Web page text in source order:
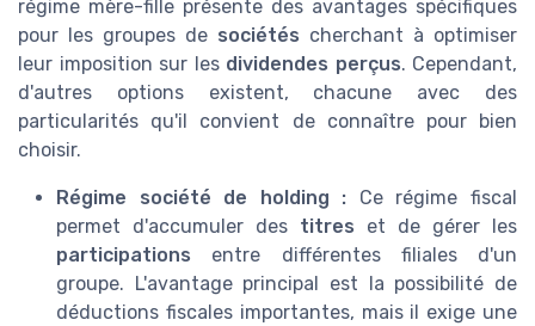
régime mère-fille présente des avantages spécifiques
pour les groupes de sociétés cherchant à optimiser
leur imposition sur les dividendes perçus. Cependant,
d'autres options existent, chacune avec des
particularités qu'il convient de connaître pour bien
choisir.
Régime société de holding : Ce régime fiscal
permet d'accumuler des titres et de gérer les
participations entre différentes filiales d'un
groupe. L'avantage principal est la possibilité de
déductions fiscales importantes, mais il exige une